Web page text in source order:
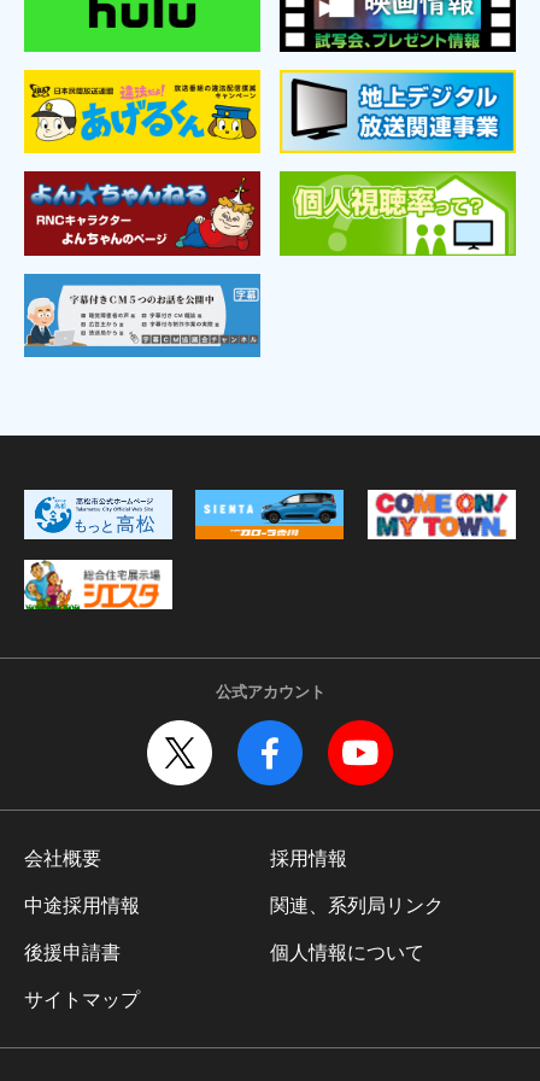
公式アカウント
会社概要 採用情報
中途採用情報 関連、系列局リンク
後援申請書 個人情報について
サイトマップ